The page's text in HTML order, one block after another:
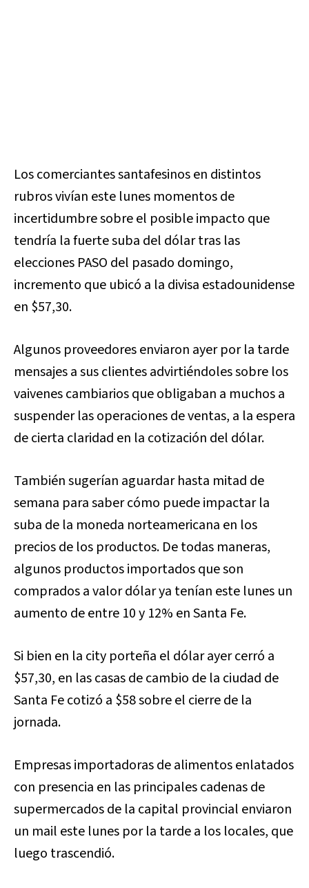
Los comerciantes santafesinos en distintos
rubros vivían este lunes momentos de
incertidumbre sobre el posible impacto que
tendría la fuerte suba del dólar tras las
elecciones PASO del pasado domingo,
incremento que ubicó a la divisa estadounidense
en $57,30.
Algunos proveedores enviaron ayer por la tarde
mensajes a sus clientes advirtiéndoles sobre los
vaivenes cambiarios que obligaban a muchos a
suspender las operaciones de ventas, a la espera
de cierta claridad en la cotización del dólar.
También sugerían aguardar hasta mitad de
semana para saber cómo puede impactar la
suba de la moneda norteamericana en los
precios de los productos. De todas maneras,
algunos productos importados que son
comprados a valor dólar ya tenían este lunes un
aumento de entre 10 y 12% en Santa Fe.
Si bien en la city porteña el dólar ayer cerró a
$57,30, en las casas de cambio de la ciudad de
Santa Fe cotizó a $58 sobre el cierre de la
jornada.
Empresas importadoras de alimentos enlatados
con presencia en las principales cadenas de
supermercados de la capital provincial enviaron
un mail este lunes por la tarde a los locales, que
luego trascendió.